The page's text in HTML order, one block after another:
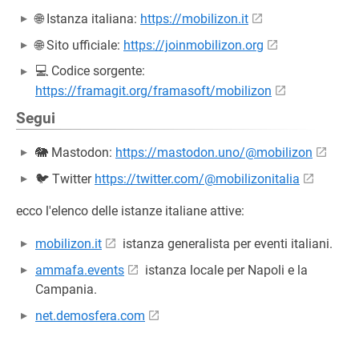
🌐 Istanza italiana: https://mobilizon.it
🌐 Sito ufficiale: https://joinmobilizon.org
💻 Codice sorgente:
https://framagit.org/framasoft/mobilizon
Segui
🐘 Mastodon: https://mastodon.uno/@mobilizon
🐦 Twitter https://twitter.com/@mobilizonitalia
ecco l'elenco delle istanze italiane attive:
mobilizon.it
istanza generalista per eventi italiani.
ammafa.events
istanza locale per Napoli e la
Campania.
net.demosfera.com